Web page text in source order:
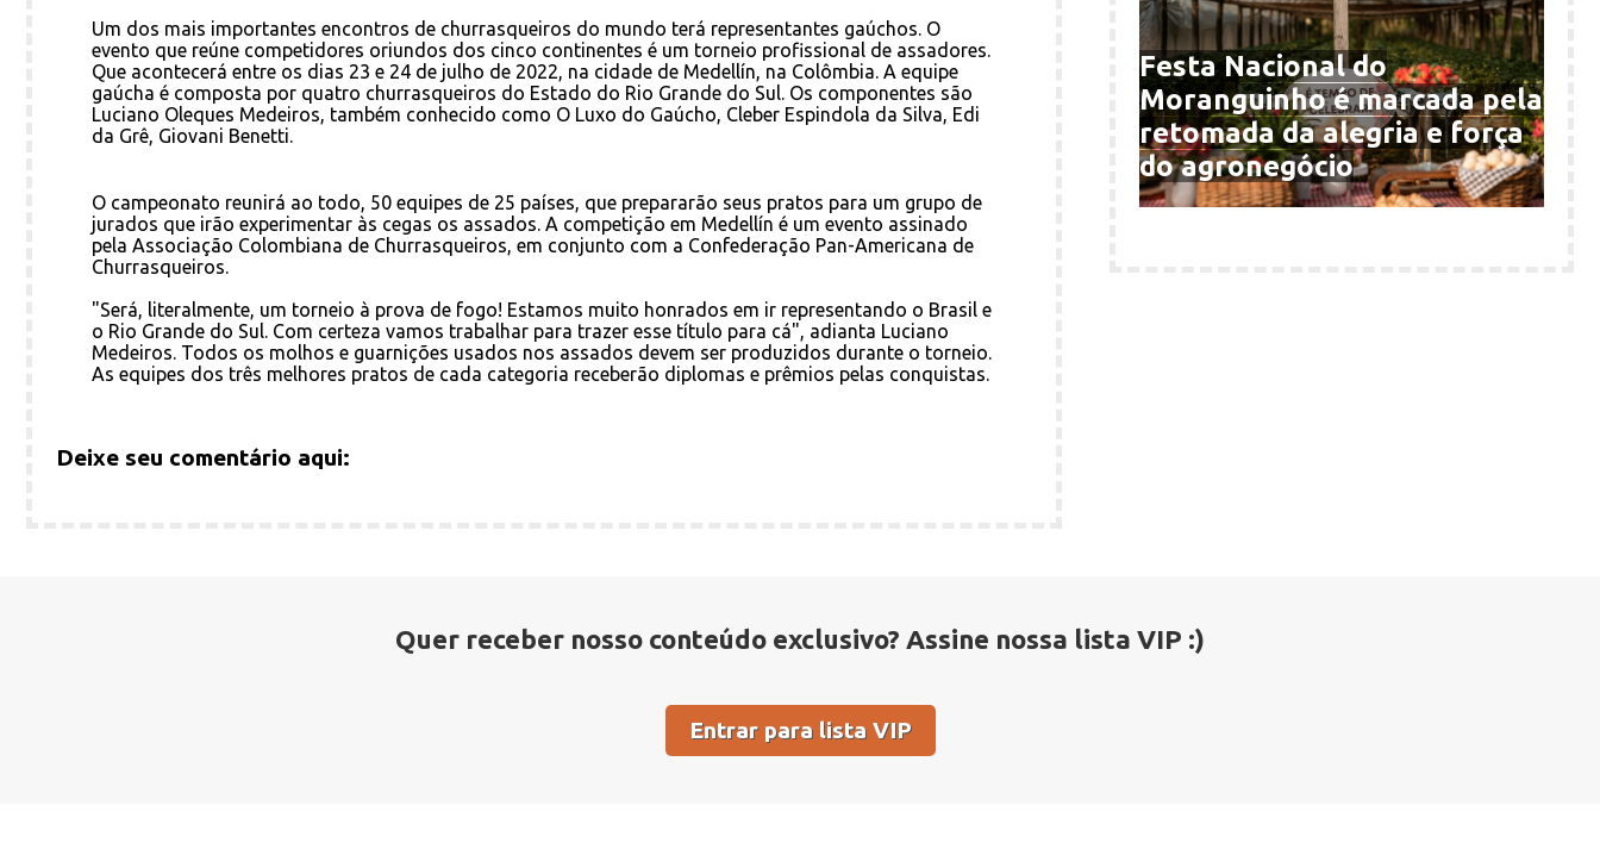
Um dos mais importantes encontros de churrasqueiros do mundo terá representantes gaúchos. O
evento que reúne competidores oriundos dos cinco continentes é um torneio profissional de assadores.
Que acontecerá entre os dias 23 e 24 de julho de 2022, na cidade de Medellín, na Colômbia. A equipe
gaúcha é composta por quatro churrasqueiros do Estado do Rio Grande do Sul. Os componentes são
Luciano Oleques Medeiros, também conhecido como O Luxo do Gaúcho, Cleber Espindola da Silva, Edi
da Grê, Giovani Benetti.
O campeonato reunirá ao todo, 50 equipes de 25 países, que prepararão seus pratos para um grupo de
jurados que irão experimentar às cegas os assados. A competição em Medellín é um evento assinado
pela Associação Colombiana de Churrasqueiros, em conjunto com a Confederação Pan-Americana de
Churrasqueiros.
"Será, literalmente, um torneio à prova de fogo! Estamos muito honrados em ir representando o Brasil e
o Rio Grande do Sul. Com certeza vamos trabalhar para trazer esse título para cá", adianta Luciano
Medeiros. Todos os molhos e guarnições usados nos assados devem ser produzidos durante o torneio.
As equipes dos três melhores pratos de cada categoria receberão diplomas e prêmios pelas conquistas.
Deixe seu comentário aqui:
Festa Nacional do
Moranguinho é marcada pela
retomada da alegria e força
do agronegócio
Quer receber nosso conteúdo exclusivo? Assine nossa lista VIP :)
Entrar para lista VIP